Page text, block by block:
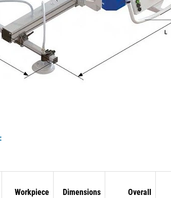
Workpiece
Dimensions
Overall